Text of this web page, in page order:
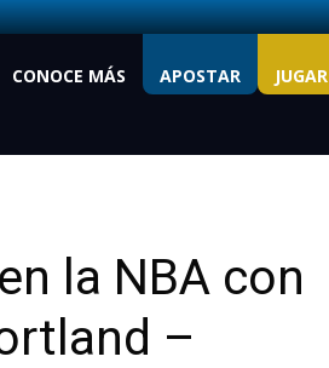
CONOCE MÁS APOSTAR JUGAR
la NBA con
–